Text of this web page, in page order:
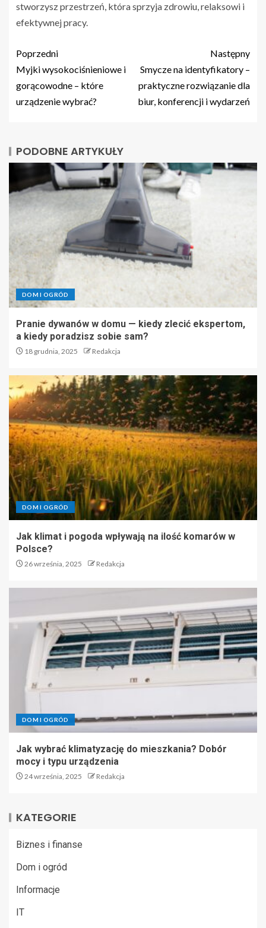
stworzysz przestrzeń, która sprzyja zdrowiu, relaksowi i
efektywnej pracy.
Poprzedni
Myjki wysokociśnieniowe i
gorącowodne – które
urządzenie wybrać?
Następny
Smycze na identyfikatory –
praktyczne rozwiązanie dla
biur, konferencji i wydarzeń
PODOBNE ARTYKUŁY
DOM I OGRÓD
Pranie dywanów w domu — kiedy zlecić ekspertom,
a kiedy poradzisz sobie sam?
18 grudnia, 2025 Redakcja
DOM I OGRÓD
Jak klimat i pogoda wpływają na ilość komarów w
Polsce?
26 września, 2025 Redakcja
DOM I OGRÓD
Jak wybrać klimatyzację do mieszkania? Dobór
mocy i typu urządzenia
24 września, 2025 Redakcja
KATEGORIE
Biznes i finanse
Dom i ogród
Informacje
IT